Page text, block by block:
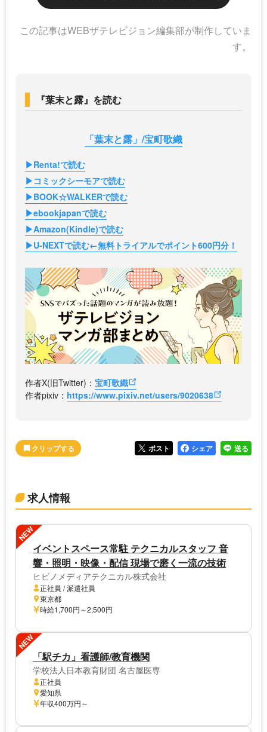
この記事はWEBザテレビジョン編集部が制作していま
す。
『葉末と露』を読む
「葉末と露」/宝町歌織
▶Renta!で読む
▶コミックシーモアで読む
▶BOOK☆WALKERで読む
▶ebookjapanで読む
▶Amazon(Kindle)で読む
▶U-NEXTで読む←無料トライアルでポイント600円分！
作者X(旧Twitter)： 宝町歌織
作者pixiv： https://www.pixiv.net/users/9020638
ポスト シェア 送る
求人情報
NEW
イベントスペース常駐 テクニカルスタッフ 音
響・照明・映像・配信 現場で磨く一流の技術
ヒビノメディアテクニカル株式会社
正社員 / 派遣社員
東京都
時給1,700円～2,500円
NEW
「駅チカ」看護師/教育機関
学校法人日本教育財団 名古屋医専
正社員
愛知県
年収400万円～